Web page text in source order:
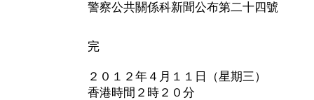
警察公共關係科新聞公布第二十四號
完
２０１２年４月１１日（星期三）
香港時間２時２０分